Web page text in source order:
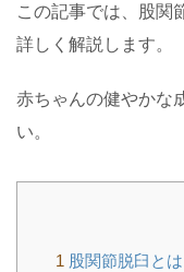
この記事では、股関
詳しく解説します。
赤ちゃんの健やかな
い。
1 股関節脱臼とは